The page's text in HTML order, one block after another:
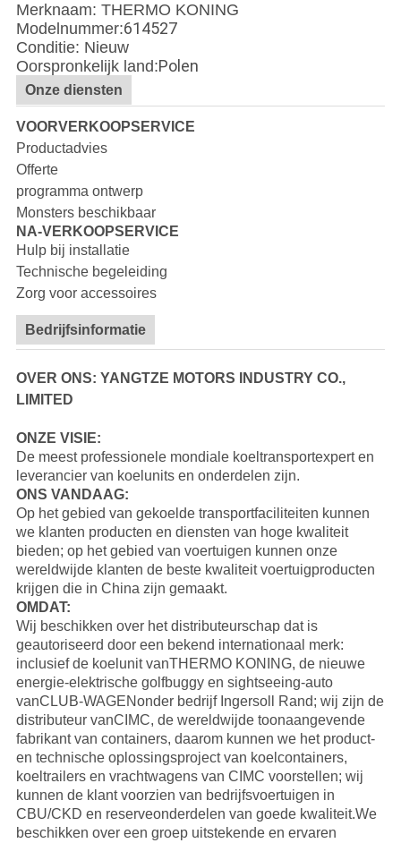
Merknaam: THERMO KONING
Modelnummer:614527
Conditie: Nieuw
Oorspronkelijk land:Polen
Onze diensten
VOORVERKOOPSERVICE
Productadvies
Offerte
programma ontwerp
Monsters beschikbaar
NA-VERKOOPSERVICE
Hulp bij installatie
Technische begeleiding
Zorg voor accessoires
Bedrijfsinformatie
OVER ONS: YANGTZE MOTORS INDUSTRY CO.,
LIMITED
ONZE VISIE:
De meest professionele mondiale koeltransportexpert en
leverancier van koelunits en onderdelen zijn.
ONS VANDAAG:
Op het gebied van gekoelde transportfaciliteiten kunnen
we klanten producten en diensten van hoge kwaliteit
bieden; op het gebied van voertuigen kunnen onze
wereldwijde klanten de beste kwaliteit voertuigproducten
krijgen die in China zijn gemaakt.
OMDAT:
Wij beschikken over het distributeurschap dat is
geautoriseerd door een bekend internationaal merk:
inclusief de koelunit vanTHERMO KONING, de nieuwe
energie-elektrische golfbuggy en sightseeing-auto
vanCLUB-WAGENonder bedrijf Ingersoll Rand; wij zijn de
distributeur vanCIMC, de wereldwijde toonaangevende
fabrikant van containers, daarom kunnen we het product-
en technische oplossingsproject van koelcontainers,
koeltrailers en vrachtwagens van CIMC voorstellen; wij
kunnen de klant voorzien van bedrijfsvoertuigen in
CBU/CKD en reserveonderdelen van goede kwaliteit.We
beschikken over een groep uitstekende en ervaren